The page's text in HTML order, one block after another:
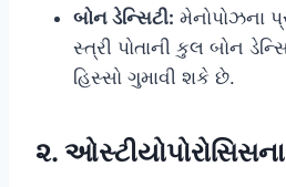
બોન ડેન્સિટી: મેનોપોઝના
સ્ત્રી પોતાની કુલ બોન
હિસ્સો ગુમાવી શકે છે.
૨.